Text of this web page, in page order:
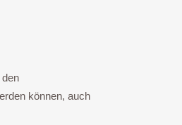
können, auch